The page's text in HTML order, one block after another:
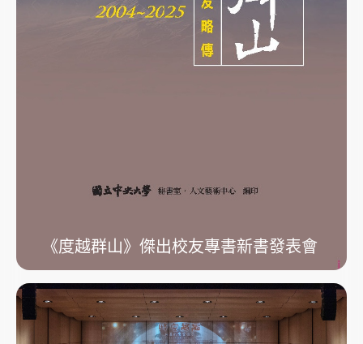
《度越群山》傑出校友專書新書發表會